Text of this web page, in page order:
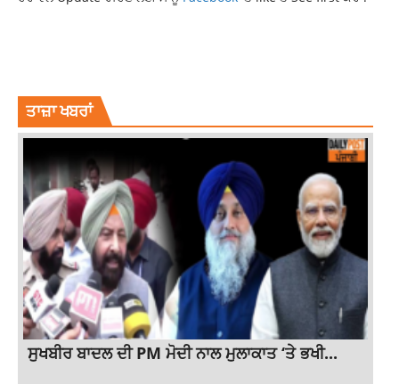
ਤਾਜ਼ਾ ਖਬਰਾਂ
ਸੁਖਬੀਰ ਬਾਦਲ ਦੀ PM ਮੋਦੀ ਨਾਲ ਮੁਲਾਕਾਤ ‘ਤੇ ਭਖੀ...